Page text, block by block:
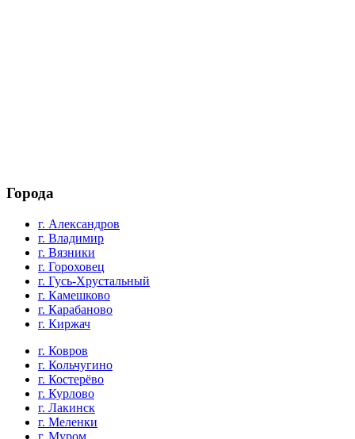
Города
г. Александров
г. Владимир
г. Вязники
г. Гороховец
г. Гусь-Хрустальный
г. Камешково
г. Карабаново
г. Киржач
г. Ковров
г. Кольчугино
г. Костерёво
г. Курлово
г. Лакинск
г. Меленки
г. Муром